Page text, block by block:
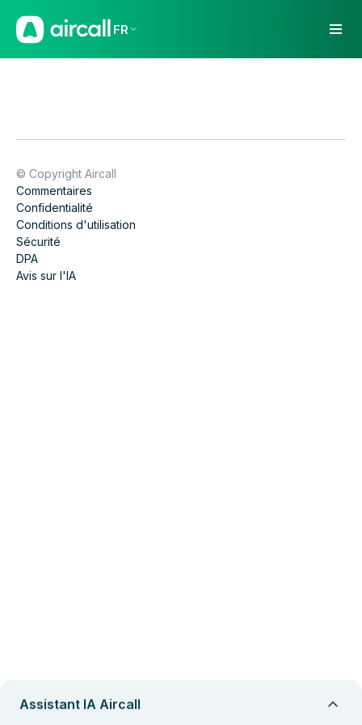
FR
© Copyright Aircall
Commentaires
Confidentialité
Conditions d'utilisation
Sécurité
DPA
Avis sur l'IA
Assistant IA Aircall